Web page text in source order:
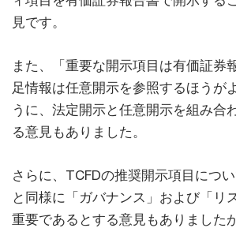
見です。
また、「重要な開示項目は有価証券
足情報は任意開示を参照するほうが
うに、法定開示と任意開示を組み合
る意見もありました。
さらに、TCFDの推奨開示項目につ
と同様に「ガバナンス」および「リ
重要であるとする意見もありました